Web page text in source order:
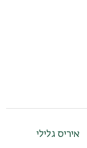
איריס גלילי